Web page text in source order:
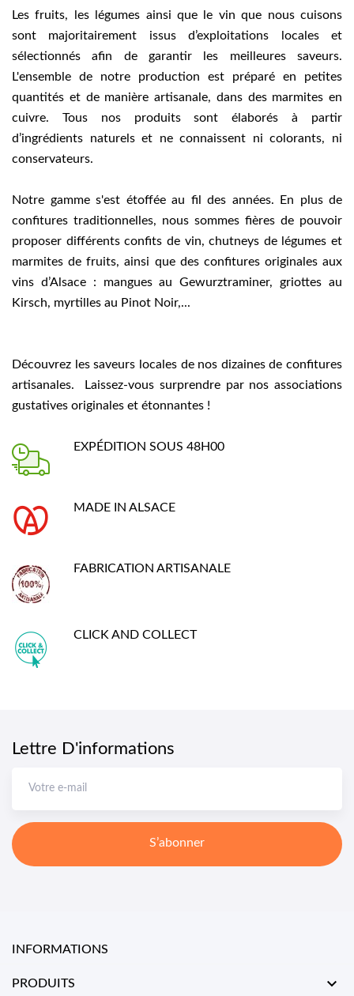
Les fruits, les légumes ainsi que le vin que nous cuisons
sont majoritairement issus d’exploitations locales et
sélectionnés afin de garantir les meilleures saveurs.
L'ensemble de notre production est préparé en petites
quantités et de manière artisanale, dans des marmites en
cuivre. Tous nos produits sont élaborés à partir
d’ingrédients naturels et ne connaissent ni colorants, ni
conservateurs.
Notre gamme s'est étoffée au fil des années. En plus de
confitures traditionnelles, nous sommes fières de pouvoir
proposer différents confits de vin, chutneys de légumes et
marmites de fruits, ainsi que des confitures originales aux
vins d’Alsace : mangues au Gewurztraminer, griottes au
Kirsch, myrtilles au Pinot Noir,...
Découvrez les saveurs locales de nos dizaines de confitures
artisanales. Laissez-vous surprendre par nos associations
gustatives originales et étonnantes !
EXPÉDITION SOUS 48H00
MADE IN ALSACE
FABRICATION ARTISANALE
CLICK AND COLLECT
Lettre D'informations
S’abonner
INFORMATIONS
PRODUITS 